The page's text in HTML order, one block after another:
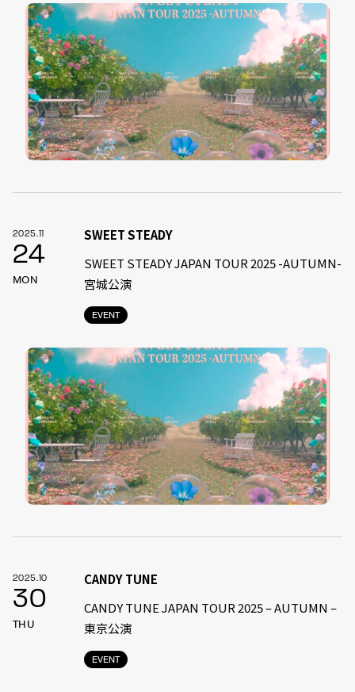
2025.11
24
MON
EVENT
SWEET STEADY
SWEET STEADY JAPAN TOUR 2025 -AUTUMN-
宮城公演
2025.10
30
THU
EVENT
CANDY TUNE
CANDY TUNE JAPAN TOUR 2025 – AUTUMN –
東京公演